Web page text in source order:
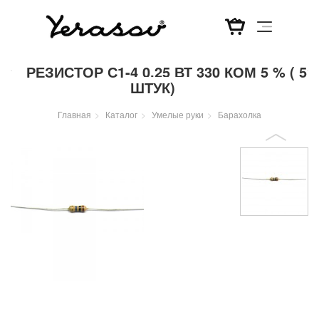
РЕЗИСТОР С1-4 0,25 ВТ 330 КОМ 5 % ( 5
ШТУК)
Главная Каталог Умелые руки Барахолка